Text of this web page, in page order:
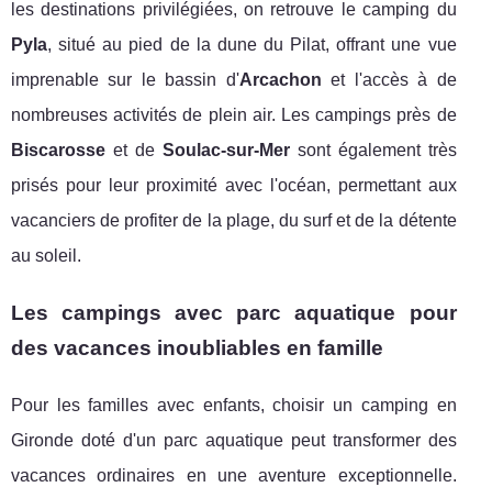
les destinations privilégiées, on retrouve le camping du
Pyla, situé au pied de la dune du Pilat, offrant une vue
imprenable sur le bassin d'Arcachon et l'accès à de
nombreuses activités de plein air. Les campings près de
Biscarosse et de Soulac-sur-Mersont également très
prisés pour leur proximité avec l'océan, permettant aux
vacanciers de profiter de la plage, du surf et de la détente
au soleil.
Les campings avec parc aquatique pour
des vacances inoubliables en famille
Pour les familles avec enfants, choisir un camping en
Gironde doté d'un parc aquatique peut transformer des
vacances ordinaires en une aventure exceptionnelle.